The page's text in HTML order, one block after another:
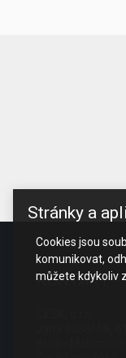
KONTAKT
Stránky a
Cookies jsou
komunikovat,
můžete kdykoliv